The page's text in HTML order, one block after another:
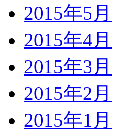
2015年5月
2015年4月
2015年3月
2015年2月
2015年1月